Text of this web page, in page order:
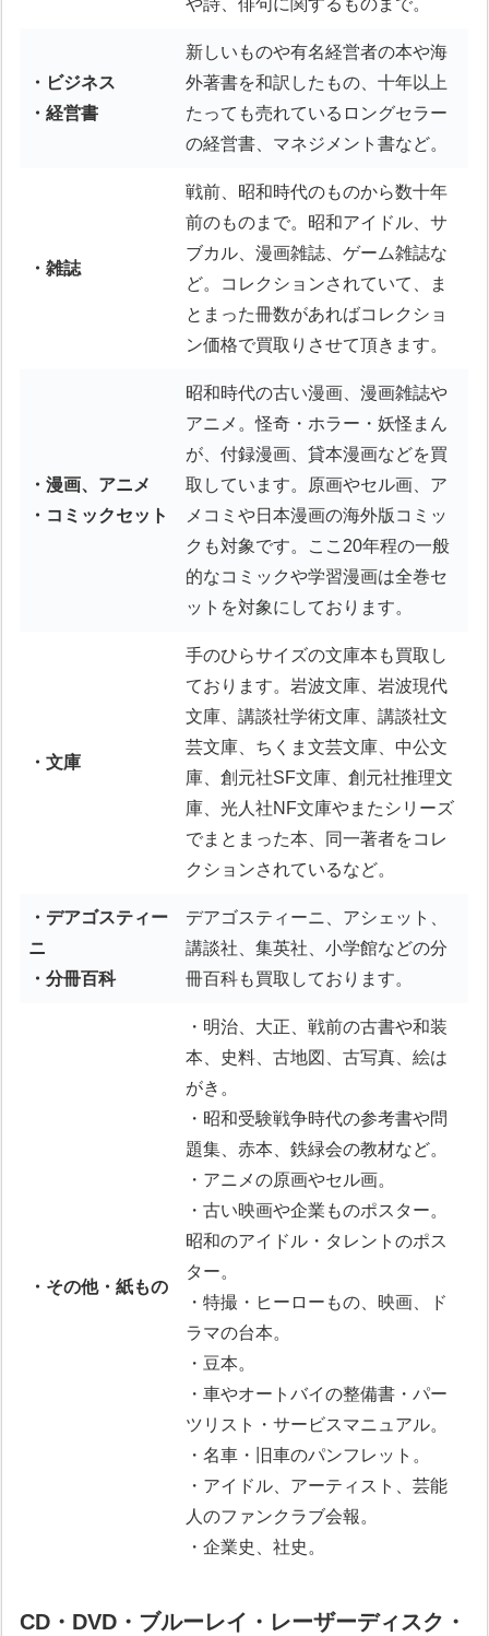
や詩、俳句に関するものまで。
・ビジネス
・経営書
新しいものや有名経営者の本や海
外著書を和訳したもの、十年以上
たっても売れているロングセラー
の経営書、マネジメント書など。
・雑誌
戦前、昭和時代のものから数十年
前のものまで。昭和アイドル、サ
ブカル、漫画雑誌、ゲーム雑誌な
ど。コレクションされていて、ま
とまった冊数があればコレクショ
ン価格で買取りさせて頂きます。
・漫画、アニメ
・コミックセット
昭和時代の古い漫画、漫画雑誌や
アニメ。怪奇・ホラー・妖怪まん
が、付録漫画、貸本漫画などを買
取しています。原画やセル画、ア
メコミや日本漫画の海外版コミッ
クも対象です。ここ20年程の一般
的なコミックや学習漫画は全巻セ
ットを対象にしております。
・文庫
手のひらサイズの文庫本も買取し
ております。岩波文庫、岩波現代
文庫、講談社学術文庫、講談社文
芸文庫、ちくま文芸文庫、中公文
庫、創元社SF文庫、創元社推理文
庫、光人社NF文庫やまたシリーズ
でまとまった本、同一著者をコレ
クションされているなど。
・デアゴスティー
ニ
・分冊百科
デアゴスティーニ、アシェット、
講談社、集英社、小学館などの分
冊百科も買取しております。
・その他・紙もの
・明治、大正、戦前の古書や和装
本、史料、古地図、古写真、絵は
がき。
・昭和受験戦争時代の参考書や問
題集、赤本、鉄緑会の教材など。
・アニメの原画やセル画。
・古い映画や企業ものポスター。
昭和のアイドル・タレントのポス
ター。
・特撮・ヒーローもの、映画、ド
ラマの台本。
・豆本。
・車やオートバイの整備書・パー
ツリスト・サービスマニュアル。
・名車・旧車のパンフレット。
・アイドル、アーティスト、芸能
人のファンクラブ会報。
・企業史、社史。
CD・DVD・ブルーレイ・レーザーディスク・